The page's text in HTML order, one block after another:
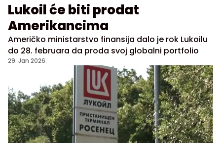
Lukoil će biti prodat
Amerikancima
Američko ministarstvo finansija dalo je rok Lukoilu
do 28. februara da proda svoj globalni portfolio
29. Jan 2026.